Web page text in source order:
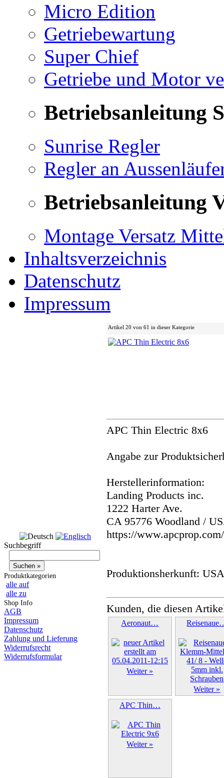
Micro Edition
Getriebewartung
Super Chief
Getriebe und Motor
Betriebsanleitung
Sunrise Regler
Regler an
Betriebsanleitung
Montage Versatz
Inhaltsverzeichnis
Datenschutz
Impressum
Suchbegriff
Produktkategorien
alle auf
alle zu
Shop Info
AGB
Impressum
Datenschutz
Zahlung und Lieferung
Widerrufsrecht
Widerrufsformular
Artikel 20 von 61 in dieser Kategorie
APC Thin Electric 8x6
Angabe zur
Herstellerinformation:
Landing Products inc.
1222 Harter Ave.
CA 95776 Woodland /
https://www.apcprop.com/
Produktionsherkunft: USA
Kunden, die diesen
Aeronaut…
Weiter »
Weiter »
APC Thin…
Weiter »